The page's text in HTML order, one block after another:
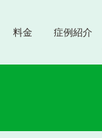
料金 症例紹介